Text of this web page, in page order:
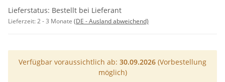
Lieferstatus: Bestellt bei Lieferant
Lieferzeit:2 - 3 Monate (DE - Ausland abweichend)
Verfügbar voraussichtlich ab: 30.09.2026 (Vorbestellung
möglich)